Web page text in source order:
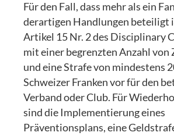
Für den Fall, dass mehr als ein
derartigen Handlungen beteiligt
Artikel 15 Nr. 2 des Disciplinary
mit einer begrenzten Anzahl von
und eine Strafe von mindestens
Schweizer Franken vor für den
Verband oder Club. Für
sind die Implementierung eines
Präventionsplans, eine